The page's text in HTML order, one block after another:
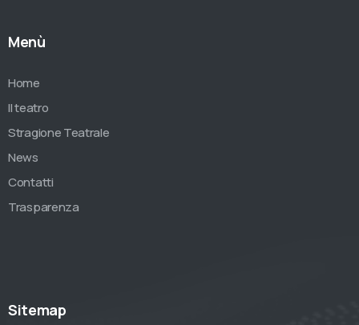
Menù
Home
Il teatro
Stragione Teatrale
News
Contatti
Trasparenza
Sitemap